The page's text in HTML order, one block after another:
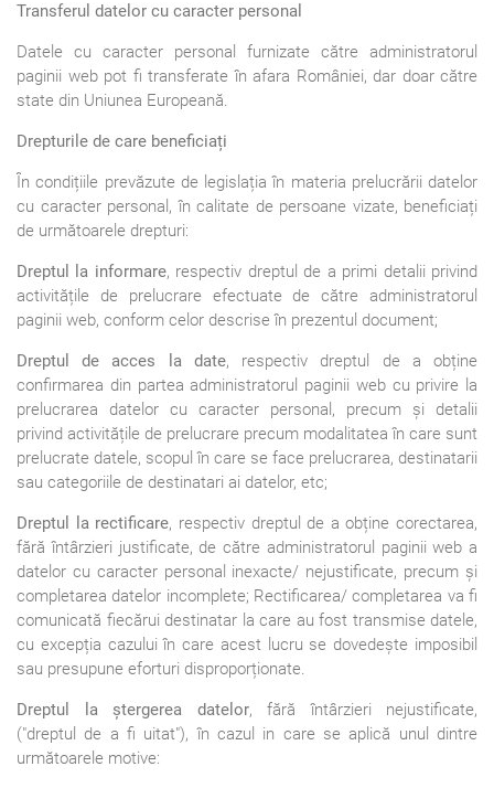
Transferul datelor cu caracter personal
Datele cu caracter personal furnizate către administratorul
paginii web pot fi transferate în afara României, dar doar către
state din Uniunea Europeană.
Drepturile de care beneficiați
În condițiile prevăzute de legislația în materia prelucrării datelor
cu caracter personal, în calitate de persoane vizate, beneficiați
de următoarele drepturi:
Dreptul la informare, respectiv dreptul de a primi detalii privind
activitățile de prelucrare efectuate de către administratorul
paginii web, conform celor descrise în prezentul document;
Dreptul de acces la date, respectiv dreptul de a obține
confirmarea din partea administratorul paginii web cu privire la
prelucrarea datelor cu caracter personal, precum și detalii
privind activitățile de prelucrare precum modalitatea în care sunt
prelucrate datele, scopul în care se face prelucrarea, destinatarii
sau categoriile de destinatari ai datelor, etc;
Dreptul la rectificare, respectiv dreptul de a obține corectarea,
fără întârzieri justificate, de către administratorul paginii web a
datelor cu caracter personal inexacte/ nejustificate, precum și
completarea datelor incomplete; Rectificarea/ completarea va fi
comunicată fiecărui destinatar la care au fost transmise datele,
cu excepția cazului în care acest lucru se dovedește imposibil
sau presupune eforturi disproporționate.
Dreptul la ștergerea datelor, fără întârzieri nejustificate,
("dreptul de a fi uitat"), în cazul in care se aplică unul dintre
următoarele motive: